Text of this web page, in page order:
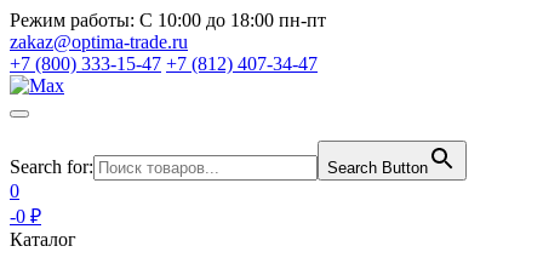
Режим работы: С 10:00 до 18:00 пн-пт
zakaz@optima-trade.ru
+7 (800) 333-15-47 +7 (812) 407-34-47
Search for: Search Button
0
-0 ₽
Каталог